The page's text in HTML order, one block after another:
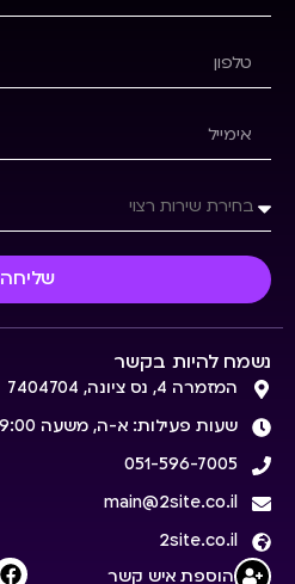
נשמח להיות בקשר
המזמרה 4, נס ציונה, 7404704
שעות פעילות: א-ה, משעה 9:00 - 19:00
051-596-7005
main@2site.co.il
2site.co.il
הוספת איש קשר
שליחה